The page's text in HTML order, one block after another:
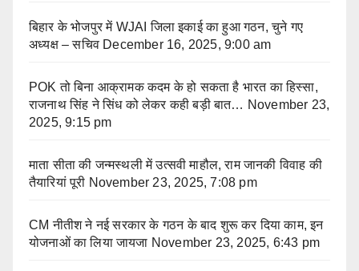
बिहार के भोजपुर में WJAI जिला इकाई का हुआ गठन, चुने गए
अध्यक्ष – सचिव December 16, 2025, 9:00 am
POK तो बिना आक्रामक कदम के हो सकता है भारत का हिस्सा,
राजनाथ सिंह ने सिंध को लेकर कही बड़ी बात… November 23,
2025, 9:15 pm
माता सीता की जन्मस्थली में उत्सवी माहौल, राम जानकी विवाह की
तैयारियां पूरी November 23, 2025, 7:08 pm
CM नीतीश ने नई सरकार के गठन के बाद शुरू कर दिया काम, इन
योजनाओं का लिया जायजा November 23, 2025, 6:43 pm